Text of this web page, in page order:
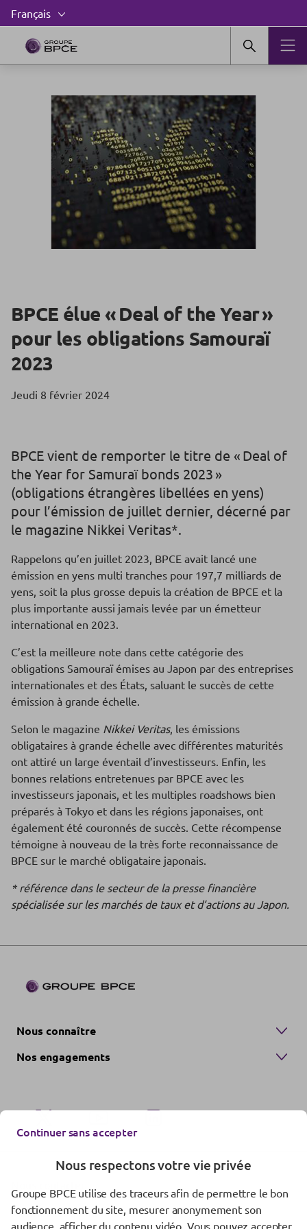
BPCE élue « Deal of the Year »
pour les obligations Samouraï
2023
Jeudi 8 février 2024
BPCE vient de remporter le titre de « Deal of
the Year for Samuraï bonds 2023 »
(obligations étrangères libellées en yens)
pour l’émission de juillet dernier, décerné par
le magazine Nikkei Veritas*.
Rappelons qu’en juillet 2023, BPCE avait lancé une
émission en yens multi tranches pour 197,7 milliards de
yens, soit la plus grosse depuis la création de BPCE et la
plus importante aussi jamais levée par un émetteur
international en 2023.
C’est la meilleure note dans cette catégorie des
obligations Samouraï émises au Japon par des entreprises
internationales et des États, saluant le succès de cette
émission à grande échelle.
Selon le magazine Nikkei Veritas, les émissions
obligataires à grande échelle avec différentes maturités
ont attiré un large éventail d’investisseurs. Enfin, les
bonnes relations entretenues par BPCE avec les
investisseurs japonais, et les multiples roadshows bien
préparés à Tokyo et dans les régions japonaises, ont
également été couronnés de succès. Cette récompense
témoigne à nouveau de la très forte reconnaissance de
BPCE sur le marché obligataire japonais.
* référence dans le secteur de la presse financière
spécialisée sur les marchés de taux et d’actions au Japon.
Nous connaître
Nos engagements
Mentions réglementaires
Continuer sans accepter
Nous respectons votre vie privée
Groupe BPCE utilise des traceurs afin de permettre le bon
fonctionnement du site, mesurer anonymement son
audience, afficher du contenu vidéo. Vous pouvez accepter